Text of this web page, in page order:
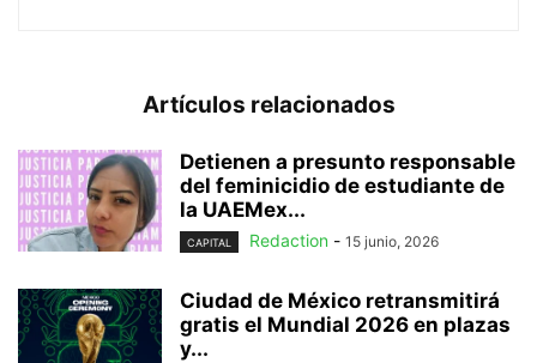
Artículos relacionados
Detienen a presunto responsable
del feminicidio de estudiante de
la UAEMex...
CAPITAL Redaction - 15 junio, 2026
Ciudad de México retransmitirá
gratis el Mundial 2026 en plazas
y...